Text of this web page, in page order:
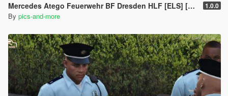
Mercedes Atego Feuerwehr BF Dresden HLF [ELS] [Paintjob] 1.0.0
By pics-and-more